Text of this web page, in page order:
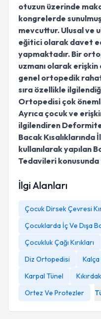
otuzun üzerinde
kongrelerde
mevcuttur. Ulusal ve
eğitici olarak davet
yapmaktadır. Bir
uzmanı olarak
genel ortopedik
sıra özellikle
Ortopedisi çok
Ayrıca çocuk ve
ilgilendiren
Bacak
kullanılarak yapılan
Tedavileri
İlgi Alanları
Çocuk Dirsek Çevresi
Çocuklarda İç Ve Dışa
Çocukluk Çağı Kırıkları
Diz Ortopedisi
Kalça
Karpal Tünel
Ortez Ve Protezler